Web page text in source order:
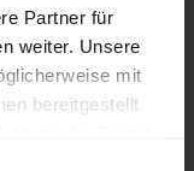
Partner für
weiter. Unsere
mit
bereitgestellt